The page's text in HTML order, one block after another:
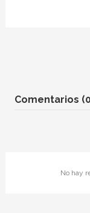
Comentarios
No hay